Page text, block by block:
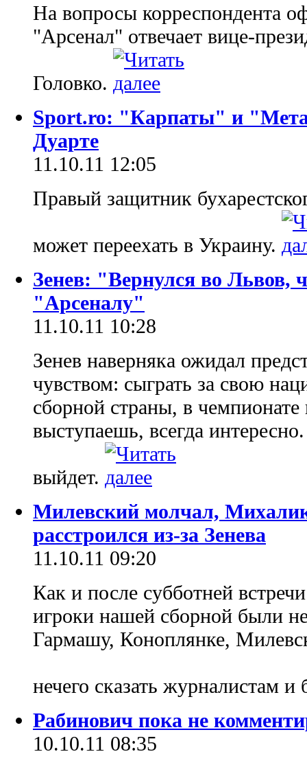
На вопросы корреспондента
"Арсенал" отвечает вице-
Головко.
Sport.ro: "Карпаты" и
Дуарте
11.10.11 12:05
Правый защитник
может переехать в Украину.
Зенев: "Вернулся во Львов,
"Арсеналу"
11.10.11 10:28
Зенев наверняка ожидал
чувством: сыграть за свою
сборной страны, в
выступаешь, всегда
выйдет.
Милевский молчал,
расстроился из-за Зенева
11.10.11 09:20
Как и после субботней
игроки нашей сборной были
Гармашу, Коноплянке,
нечего сказать журналистам
Рабинович пока не
10.10.11 08:35